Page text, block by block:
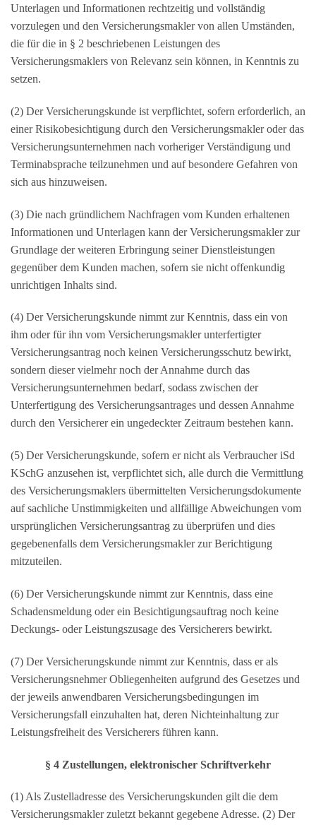
Unterlagen und Informationen rechtzeitig und vollständig
vorzulegen und den Versicherungsmakler von allen Umständen,
die für die in § 2 beschriebenen Leistungen des
Versicherungsmaklers von Relevanz sein können, in Kenntnis zu
setzen.
(2) Der Versicherungskunde ist verpflichtet, sofern erforderlich, an
einer Risikobesichtigung durch den Versicherungsmakler oder das
Versicherungsunternehmen nach vorheriger Verständigung und
Terminabsprache teilzunehmen und auf besondere Gefahren von
sich aus hinzuweisen.
(3) Die nach gründlichem Nachfragen vom Kunden erhaltenen
Informationen und Unterlagen kann der Versicherungsmakler zur
Grundlage der weiteren Erbringung seiner Dienstleistungen
gegenüber dem Kunden machen, sofern sie nicht offenkundig
unrichtigen Inhalts sind.
(4) Der Versicherungskunde nimmt zur Kenntnis, dass ein von
ihm oder für ihn vom Versicherungsmakler unterfertigter
Versicherungsantrag noch keinen Versicherungsschutz bewirkt,
sondern dieser vielmehr noch der Annahme durch das
Versicherungsunternehmen bedarf, sodass zwischen der
Unterfertigung des Versicherungsantrages und dessen Annahme
durch den Versicherer ein ungedeckter Zeitraum bestehen kann.
(5) Der Versicherungskunde, sofern er nicht als Verbraucher iSd
KSchG anzusehen ist, verpflichtet sich, alle durch die Vermittlung
des Versicherungsmaklers übermittelten Versicherungsdokumente
auf sachliche Unstimmigkeiten und allfällige Abweichungen vom
ursprünglichen Versicherungsantrag zu überprüfen und dies
gegebenenfalls dem Versicherungsmakler zur Berichtigung
mitzuteilen.
(6) Der Versicherungskunde nimmt zur Kenntnis, dass eine
Schadensmeldung oder ein Besichtigungsauftrag noch keine
Deckungs- oder Leistungszusage des Versicherers bewirkt.
(7) Der Versicherungskunde nimmt zur Kenntnis, dass er als
Versicherungsnehmer Obliegenheiten aufgrund des Gesetzes und
der jeweils anwendbaren Versicherungsbedingungen im
Versicherungsfall einzuhalten hat, deren Nichteinhaltung zur
Leistungsfreiheit des Versicherers führen kann.
§ 4 Zustellungen, elektronischer Schriftverkehr
(1) Als Zustelladresse des Versicherungskunden gilt die dem
Versicherungsmakler zuletzt bekannt gegebene Adresse. (2) Der